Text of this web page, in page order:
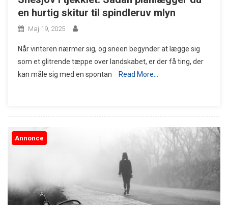
en hurtig skitur til spindleruv mlyn
Maj 19, 2025
Når vinteren nærmer sig, og sneen begynder at lægge sig
som et glitrende tæppe over landskabet, er der få ting, der
kan måle sig med en spontan
Read More…
Annonce